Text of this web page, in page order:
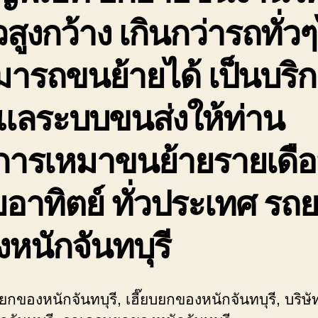
งกว้าง เกินกว่ารถทั่ว
รถขนย้ายได้ เป็นบริ
ลระบบขนส่งให้ท่าน
รเหมาขนย้ายรายเดื
าทิตย์ ทั่วประเทศ รถ
หนักจันทบุรี
กของหนักจันทบุรี, เฮี๊ยบยกของหนักจันทบุรี, บริษั